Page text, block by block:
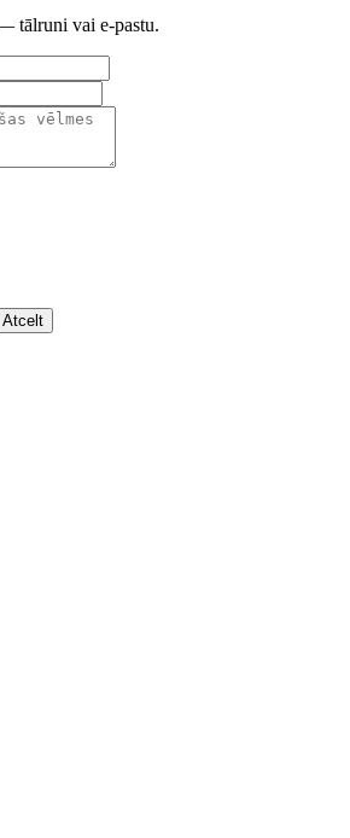
tālruni vai e-pastu.
Atcelt